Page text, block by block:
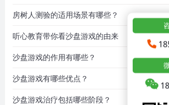
房树人测验的适用场景有哪些？
听心教育带你看沙盘游戏的由来
沙盘游戏的作用有哪些？
沙盘游戏有哪些优点？
沙盘游戏治疗包括哪些阶段？